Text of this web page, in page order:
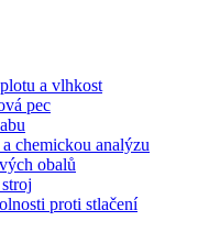
a vlhkost
pec
chemickou analýzu
obalů
proti stlačení